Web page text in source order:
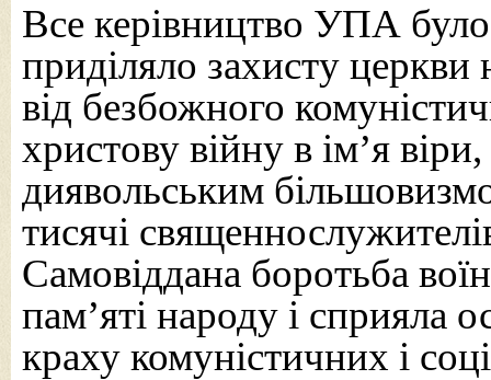
Все керівництво УПА було
приділяло захисту церкви
від безбожного
христову війну в ім’я
диявольським
тисячі
Самовіддана боротьба
пам’яті народу і сприяла
краху комуністичних і